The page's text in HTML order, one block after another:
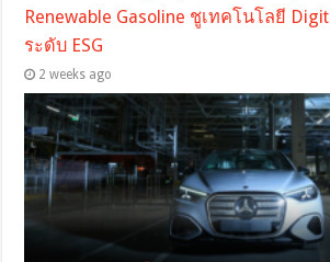
Renewable Gasoline ชูเทคโนโลยี
ระดับ ESG
2 weeks ago